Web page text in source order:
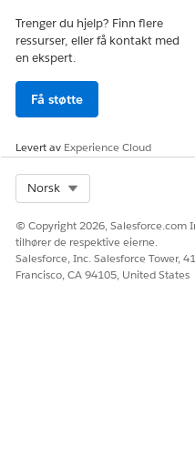
Trenger du hjelp? Finn flere
ressurser, eller få kontakt med
en ekspert.
Få støtte
Levert av Experience Cloud
Norsk
© Copyright 2026, Salesforce.com
tilhører de respektive eierne.
Salesforce, Inc. Salesforce Tower,
Francisco, CA 94105, United States